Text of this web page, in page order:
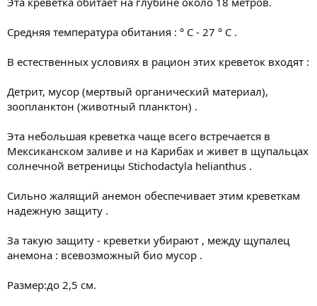
Средняя температура обитания : ° С - 27 ° С .
В естественных условиях в рацион этих креветок входят :
Детрит, мусор (мертвый органический материал),
зоопланктон (животный планктон) .
Эта небольшая креветка чаще всего встречается в
Мексиканском заливе и на Карибах и живет в щупальцах
солнечной ветреницы Stichodactyla helianthus .
Сильно жалящий анемон обеспечивает этим креветкам
надежную защиту .
За такую защиту - креветки убирают , между щупалец
анемона : всевозможный био мусор .
Размер:до 2,5 см.